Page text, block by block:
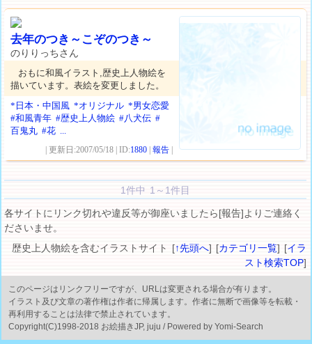
去年のつき～こぞのつき～
のりりっちさん
おもに和風イラスト,歴史上人物絵を
描いています。表絵を変更しました。
*日本・中国風 *オリジナル *男女恋愛
#和風青年 #歴史上人物絵 #八犬伝 #
百鬼丸 #花 ...
| 更新日:2007/05/18 | ID:1880 |報告
1件中 1～1件目
各サイトにリンク切れや違反等が御座いましたら[報告]よりご連絡く
ださいませ。
歴史上人物絵を含むイラストサイト [↑先頭へ] [カテゴリ一覧] [イラ
スト検索TOP]
このページはリンクフリーですが、URLは変更される場合が有ります。
イラスト及び文章の著作権は作者に帰属します。作者に無断で画像等を転載・
再利用することは法律で禁止されています。
Copyright(C)1998-2018 お絵描きJP, juju / Powered by Yomi-Search